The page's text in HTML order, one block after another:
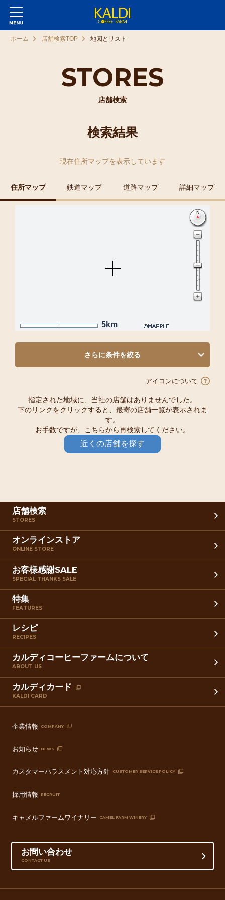
STORES
店舗検索
ホーム 店舗検索TOP 地図とリスト
検索結果
現在住所マップを表示しています
住所マップ 鉄道マップ 道路マップ 詳細マップ
5km
さらに条件を絞る
アイコンについて
指定された地域に、当社の店舗はありませんでした。
下のリンクをクリックすると、最寄の店舗一覧が表示されま
す。
お手数ですが、こちらから再検索してください。
近くの店舗を探す
店舗検索
STORES
オンラインストア
ONLINE STORE
お客様感謝SALE
SPECIAL THANKS SALE
特集
FEATURES
レシピ
RECIPES
カルディコーヒーファームについて
ABOUT US
カルディカード
KALDI CARD
企業情報 COMPANY
お知らせ NEWS
カスタマーハラスメント対応方針 CUSTOMER SERVICE POLICY
採用情報 RECRUIT
キャメルファームワイナリー CAMEL FARM WINERY
お問い合わせ
CONTACT US